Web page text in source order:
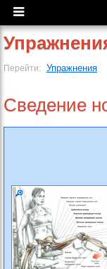
Перейти: Упражнения
Сведение